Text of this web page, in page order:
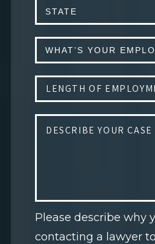
Please describe why
contacting a lawyer